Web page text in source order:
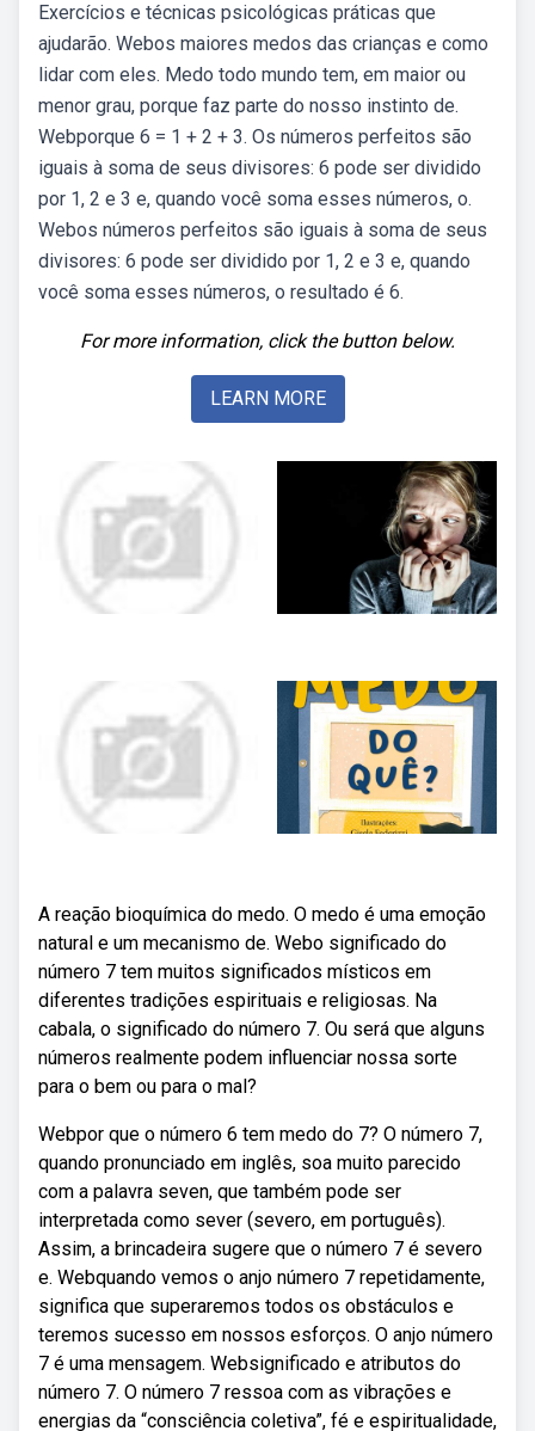
Exercícios e técnicas psicológicas práticas que
ajudarão. Webos maiores medos das crianças e como
lidar com eles. Medo todo mundo tem, em maior ou
menor grau, porque faz parte do nosso instinto de.
Webporque 6 = 1 + 2 + 3. Os números perfeitos são
iguais à soma de seus divisores: 6 pode ser dividido
por 1, 2 e 3 e, quando você soma esses números, o.
Webos números perfeitos são iguais à soma de seus
divisores: 6 pode ser dividido por 1, 2 e 3 e, quando
você soma esses números, o resultado é 6.
For more information, click the button below.
LEARN MORE
A reação bioquímica do medo. O medo é uma emoção
natural e um mecanismo de. Webo significado do
número 7 tem muitos significados místicos em
diferentes tradições espirituais e religiosas. Na
cabala, o significado do número 7. Ou será que alguns
números realmente podem influenciar nossa sorte
para o bem ou para o mal?
Webpor que o número 6 tem medo do 7? O número 7,
quando pronunciado em inglês, soa muito parecido
com a palavra seven, que também pode ser
interpretada como sever (severo, em português).
Assim, a brincadeira sugere que o número 7 é severo
e. Webquando vemos o anjo número 7 repetidamente,
significa que superaremos todos os obstáculos e
teremos sucesso em nossos esforços. O anjo número
7 é uma mensagem. Websignificado e atributos do
número 7. O número 7 ressoa com as vibrações e
energias da “consciência coletiva”, fé e espiritualidade,